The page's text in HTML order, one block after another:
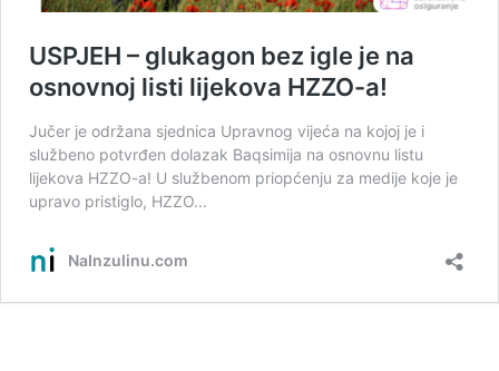
USPJEH – glukagon bez igle je na
osnovnoj listi lijekova HZZO-a!
Jučer je održana sjednica Upravnog vijeća na kojoj je i
službeno potvrđen dolazak Baqsimija na osnovnu listu
lijekova HZZO-a! U službenom priopćenju za medije koje je
upravo pristiglo, HZZO...
NaInzulinu.com